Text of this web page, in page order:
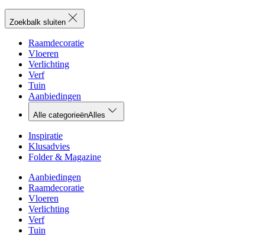
Zoekbalk sluiten
Raamdecoratie
Vloeren
Verlichting
Verf
Tuin
Aanbiedingen
Alle categorieënAlles
Inspiratie
Klusadvies
Folder & Magazine
Aanbiedingen
Raamdecoratie
Vloeren
Verlichting
Verf
Tuin